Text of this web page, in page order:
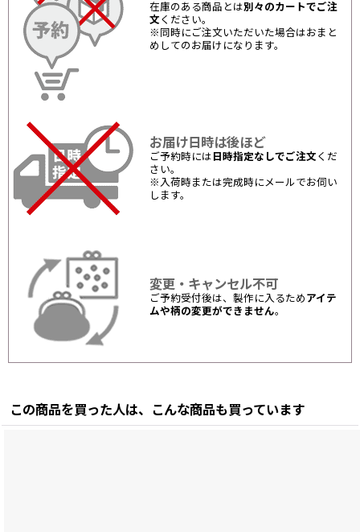
在庫のある商品とは別々のカートでご注
文 ください。
※同時にご注文いただいた場合はおまと
めしてのお届けになります。
お届け日時は後ほど
ご予約時には 日時指定なしでご注文 くだ
さい。
※入荷時または完成時にメールでお伺い
します。
変更・キャンセル不可
ご予約受付後は、製作に入るため アイテ
ムや柄の変更ができません。
この商品を買った人は、こんな商品も買っています